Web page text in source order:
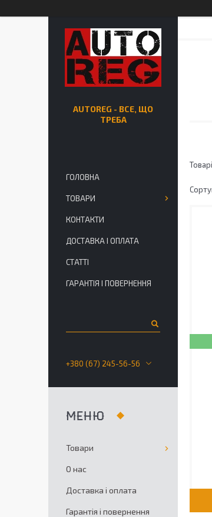
AUTOREG - ВСЕ, ЩО
ТРЕБА
ГОЛОВНА
ТОВАРИ
КОНТАКТИ
ДОСТАВКА І ОПЛАТА
СТАТТІ
ГАРАНТІЯ І ПОВЕРНЕННЯ
+380 (67) 245-56-56
Товари
О нас
Доставка і оплата
Гарантія і повернення